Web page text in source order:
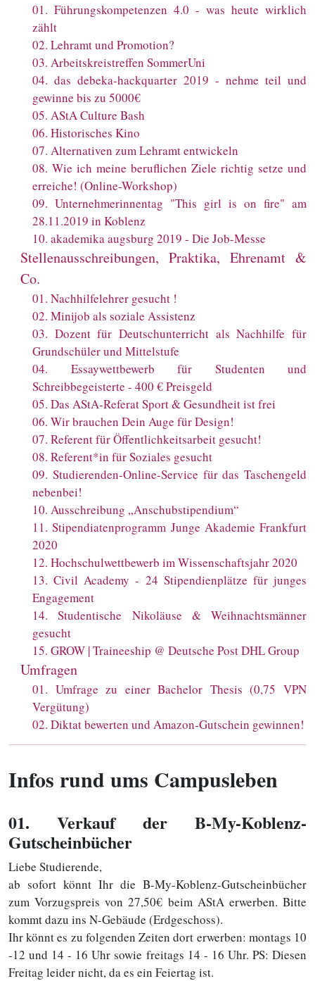
01. Führungskompetenzen 4.0 - was heute wirklich
zählt
02. Lehramt und Promotion?
03. Arbeitskreistreffen SommerUni
04. das debeka-hackquarter 2019 - nehme teil und
gewinne bis zu 5000€
05. AStA Culture Bash
06. Historisches Kino
07. Alternativen zum Lehramt entwickeln
08. Wie ich meine beruflichen Ziele richtig setze und
erreiche! (Online-Workshop)
09. Unternehmerinnentag "This girl is on fire" am
28.11.2019 in Koblenz
10. akademika augsburg 2019 - Die Job-Messe
Stellenausschreibungen, Praktika, Ehrenamt &
Co.
01. Nachhilfelehrer gesucht !
02. Minijob als soziale Assistenz
03. Dozent für Deutschunterricht als Nachhilfe für
Grundschüler und Mittelstufe
04. Essaywettbewerb für Studenten und
Schreibbegeisterte - 400 € Preisgeld
05. Das AStA-Referat Sport & Gesundheit ist frei
06. Wir brauchen Dein Auge für Design!
07. Referent für Öffentlichkeitsarbeit gesucht!
08. Referent*in für Soziales gesucht
09. Studierenden-Online-Service für das Taschengeld
nebenbei!
10. Ausschreibung „Anschubstipendium“
11.Stipendiatenprogramm Junge Akademie Frankfurt
2020
12. Hochschulwettbewerb im Wissenschaftsjahr 2020
13.Civil Academy - 24 Stipendienplätze für junges
Engagement
14.Studentische Nikoläuse & Weihnachtsmänner
gesucht
15. GROW | Traineeship @ Deutsche Post DHL Group
Umfragen
01. Umfrage zu einer Bachelor Thesis (0,75 VPN
Vergütung)
02. Diktat bewerten und Amazon-Gutschein gewinnen!
Infos rund ums Campusleben
01. Verkauf der B-My-Koblenz-
Gutscheinbücher
Liebe Studierende,
ab sofort könnt Ihr die B-My-Koblenz-Gutscheinbücher
zum Vorzugspreis von 27,50€ beim AStA erwerben. Bitte
kommt dazu ins N-Gebäude (Erdgeschoss).
Ihr könnt es zu folgenden Zeiten dort erwerben: montags 10
-12 und 14 - 16 Uhr sowie freitags 14 - 16 Uhr. PS: Diesen
Freitag leider nicht, da es ein Feiertag ist.